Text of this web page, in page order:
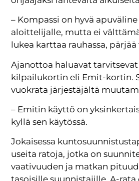
– Kompassi on hyvä
aloittelijalle, mutta ei
lukea karttaa rauhassa,
Ajanottoa haluavat tarvitsevat
kilpailukortin eli Emit-kortin.
vuokrata järjestäjältä
– Emitin käyttö on
kyllä sen käytössä.
Jokaisessa
useita ratoja, jotka on
vaativuuden ja matkan